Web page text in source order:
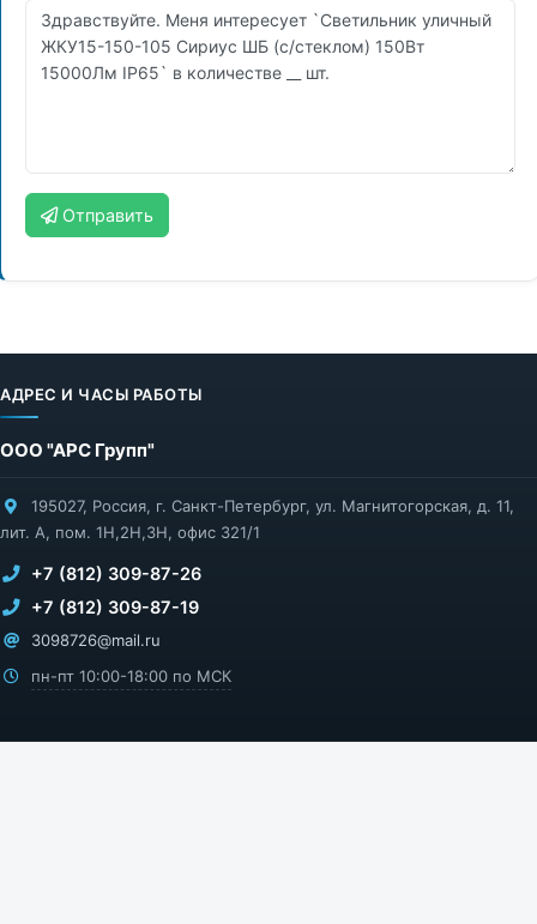
Отправить
АДРЕС И ЧАСЫ РАБОТЫ
ООО "АРС Групп"
195027, Россия, г. Санкт-Петербург, ул. Магнитогорская, д. 11,
лит. А, пом. 1Н,2Н,3Н, офис 321/1
+7 (812) 309-87-26
+7 (812) 309-87-19
3098726@mail.ru
пн-пт 10:00-18:00 по МСК